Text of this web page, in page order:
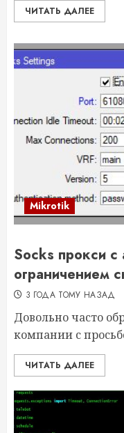
ЧИТАТЬ ДАЛЕЕ
Mikrotik
Socks прокси с
ограничением
3 ГОДА ТОМУ НАЗАД
Довольно часто
компании с
ЧИТАТЬ ДАЛЕЕ